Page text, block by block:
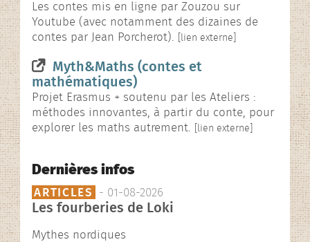
Les contes mis en ligne par Zouzou sur
Youtube (avec notamment des dizaines de
contes par Jean Porcherot).
[lien externe]
Myth&Maths (contes et
mathématiques)
Projet Erasmus + soutenu par les Ateliers :
méthodes innovantes, à partir du conte, pour
explorer les maths autrement.
[lien externe]
Dernières infos
ARTICLES - 01-08-2026
Les fourberies de Loki
Mythes nordiques